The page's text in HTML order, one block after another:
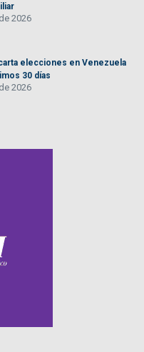
2026
elecciones en Venezuela
30 días
2026